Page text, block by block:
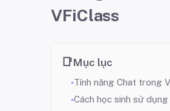
VFiClass
Mục lục
Tính năng Chat trong
Cách học sinh sử